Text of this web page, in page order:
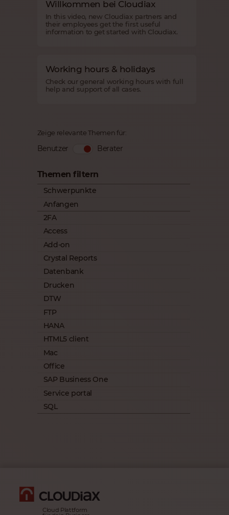
Zeige relevante Themen für:
Benutzer Berater
Themen filtern
Schwerpunkte
Anfangen
2FA
Access
Add-on
Crystal Reports
Datenbank
Drucken
DTW
FTP
HANA
HTML5 client
Mac
Office
SAP Business One
Service portal
SQL
Willkommen bei Cloudiax
In this video, new Cloudiax partners and
their employees get the first useful
information to get started with Cloudiax.
Working hours & holidays
Check our general working hours with full
help and support of all cases.
Cloud Plattform